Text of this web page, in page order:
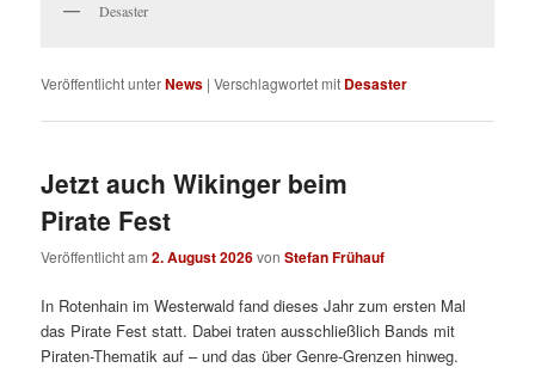
Desaster
Veröffentlicht unterNews |Verschlagwortet mit Desaster
Jetzt auch Wikinger beim
Pirate Fest
Veröffentlicht am2. August 2026vonStefan Frühauf
In Rotenhain im Westerwald fand dieses Jahr zum ersten Mal
das Pirate Fest statt. Dabei traten ausschließlich Bands mit
Piraten-Thematik auf – und das über Genre-Grenzen hinweg.